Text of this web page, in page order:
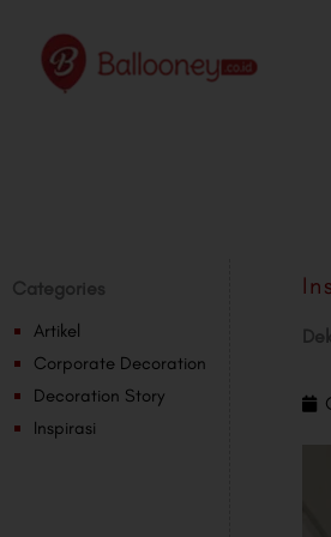
content
Categories
Artikel
Corporate Decoration
Decoration Story
Inspirasi